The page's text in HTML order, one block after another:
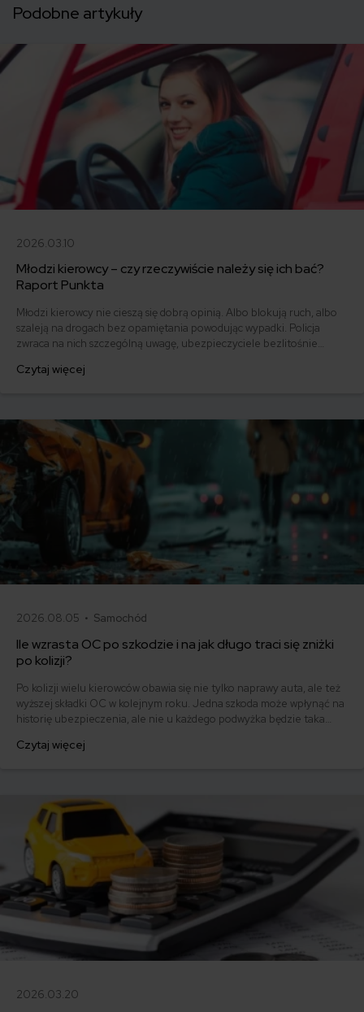
Podobne artykuły
2026.03.10
Młodzi kierowcy – czy rzeczywiście należy się ich bać?
Raport Punkta
Młodzi kierowcy nie cieszą się dobrą opinią. Albo blokują ruch, albo
szaleją na drogach bez opamiętania powodując wypadki. Policja
zwraca na nich szczególną uwagę, ubezpieczyciele bezlitośnie
winduje składki za ubezpieczenie OC do wartości wręcz
Czytaj więcej
2026.08.05 • Samochód
Ile wzrasta OC po szkodzie i na jak długo traci się zniżki
po kolizji?
Po kolizji wielu kierowców obawia się nie tylko naprawy auta, ale też
wyższej składki OC w kolejnym roku. Jedna szkoda może wpłynąć na
historię ubezpieczenia, ale nie u każdego podwyżka będzie taka
biorą pod uwagę kolizję i co zrobić, żeby nie przepłacić za kolejną
Czytaj więcej
2026.03.20